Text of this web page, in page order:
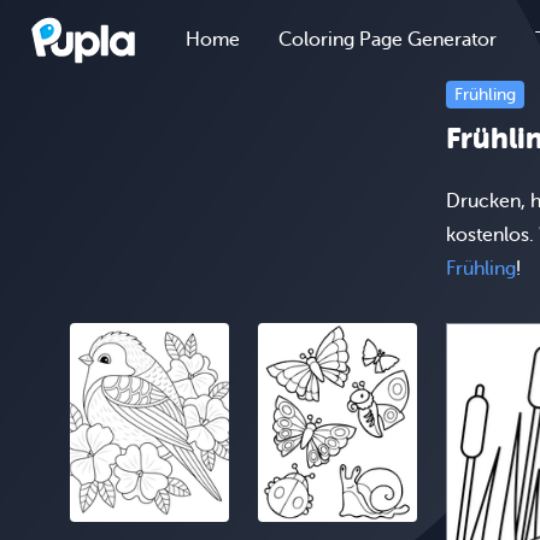
Home Coloring Page Generator
Frühling
Drucken,
kostenlos.
Frühling!